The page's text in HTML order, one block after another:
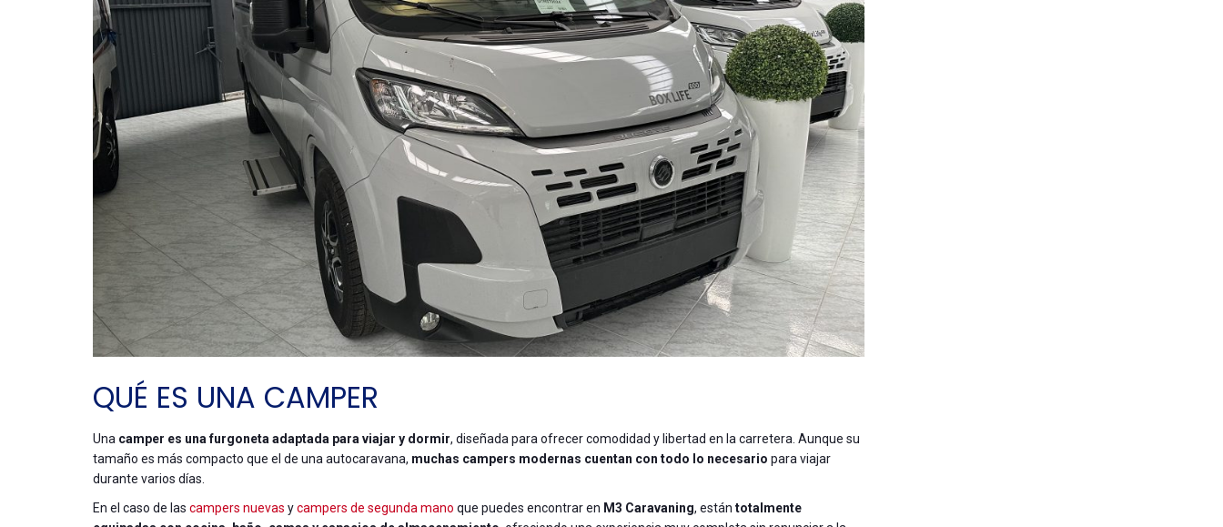
QUÉ ES UNA CAMPER
Una camper es una furgoneta adaptada para viajar y dormir, diseñada para ofrecer comodidad y libertad en la carretera. Aunque su
tamaño es más compacto que el de una autocaravana, muchas campers modernas cuentan con todo lo necesario para viajar
durante varios días.
En el caso de las campers nuevas ycampers de segunda mano que puedes encontrar en M3 Caravaning, están totalmente